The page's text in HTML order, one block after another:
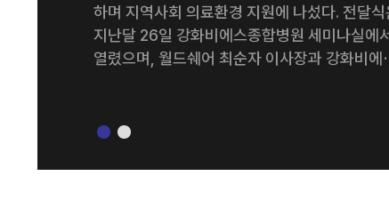
하며 지역사회 의료환경 지원에 나섰다. 전달식
지난달 26일 강화비에스종합병원 세미나실에서
열렸으며, 월드쉐어 최순자 이사장과 강화비에
료진과 내원 환자들의 감염 예방 및 위생관리를
로 지역사회를 위한 다양한 사회공헌 활동을 지